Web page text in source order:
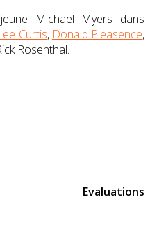
Michael Myers dans
Curtis, Donald Pleasence,
Rosenthal.
Evaluations